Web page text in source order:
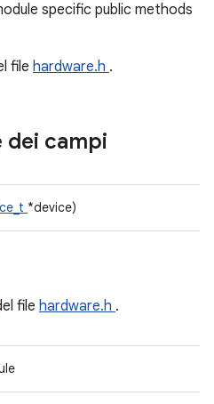
specific public methods
file hardware.h .
dei campi
*device)
file hardware.h .